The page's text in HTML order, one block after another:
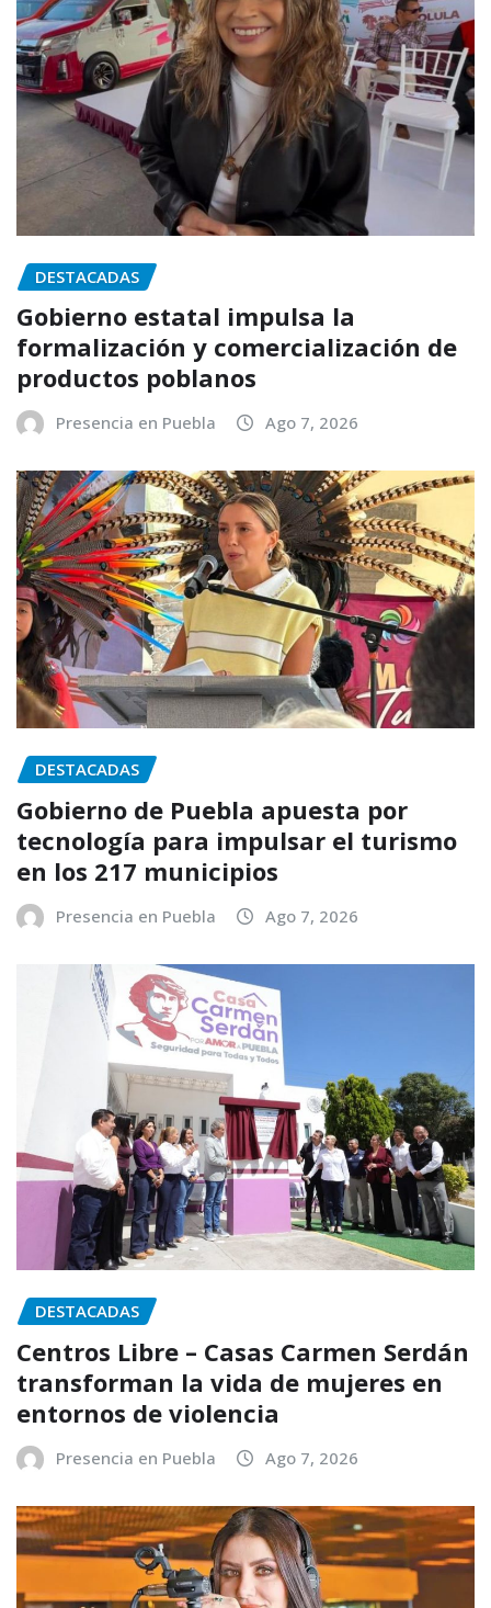
DESTACADAS
Gobierno estatal impulsa la
formalización y comercialización de
productos poblanos
Presencia en Puebla Ago 7, 2026
DESTACADAS
Gobierno de Puebla apuesta por
tecnología para impulsar el turismo
en los 217 municipios
Presencia en Puebla Ago 7, 2026
DESTACADAS
Centros Libre – Casas Carmen Serdán
transforman la vida de mujeres en
entornos de violencia
Presencia en Puebla Ago 7, 2026